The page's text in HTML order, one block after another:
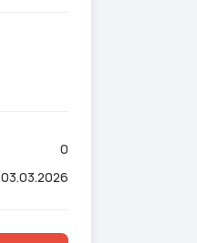
0
03.03.2026